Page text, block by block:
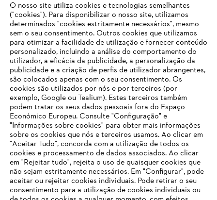
Opções de pagamento
Empresa
FAQs Loja Online
Contacto
O SEU NAVEGADOR NÃO SUPORTA
ESTE WEBSITE
Está utilizar um navegador que ainda não suportamos. Para
obter o melhor uso de nosso site, recomendamos que altere
O nosso site utiliza cookies e tecnologias semelhantes
("cookies"). Para disponibilizar o nosso site, utilizamos
determinados "cookies estritamente necessários", mesmo
sem o seu consentimento. Outros cookies que utilizamos
para otimizar a facilidade de utilização e fornecer conteúdo
personalizado, incluindo a análise do comportamento do
utilizador, a eficácia da publicidade, a personalização da
publicidade e a criação de perfis de utilizador abrangentes,
são colocados apenas com o seu consentimento. Os
cookies são utilizados por nós e por terceiros (por
exemplo, Google ou Tealium). Estes terceiros também
podem tratar os seus dados pessoais fora do Espaço
Económico Europeu. Consulte "Configuração" e
"Informações sobre cookies" para obter mais informações
sobre os cookies que nós e terceiros usamos. Ao clicar em
"Aceitar Tudo", concorda com a utilização de todos os
cookies e processamento de dados associados. Ao clicar
em "Rejeitar tudo", rejeita o uso de quaisquer cookies que
não sejam estritamente necessários. Em "Configurar", pode
aceitar ou rejeitar cookies individuais. Pode retirar o seu
consentimento para a utilização de cookies individuais ou